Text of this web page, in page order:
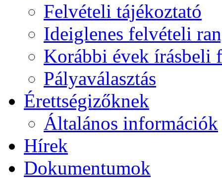
Felvételi tájékoztató
Ideiglenes felvételi
Korábbi évek írásbeli
Pályaválasztás
Érettségizőknek
Általános információk
Hírek
Dokumentumok